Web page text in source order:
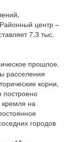
центр –
7,3 тыс.
прошлое.
расселения
корни,
построено
кремля на
городов